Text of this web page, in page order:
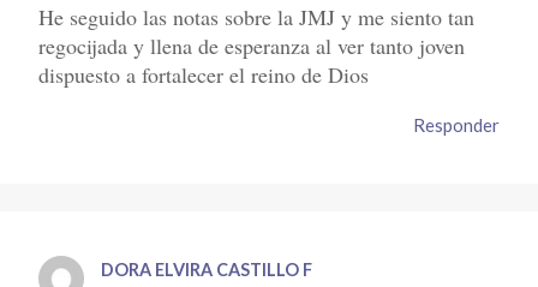
He seguido las notas sobre la JMJ y me siento tan
regocijada y llena de esperanza al ver tanto joven
dispuesto a fortalecer el reino de Dios
Responder
DORA ELVIRA CASTILLO F